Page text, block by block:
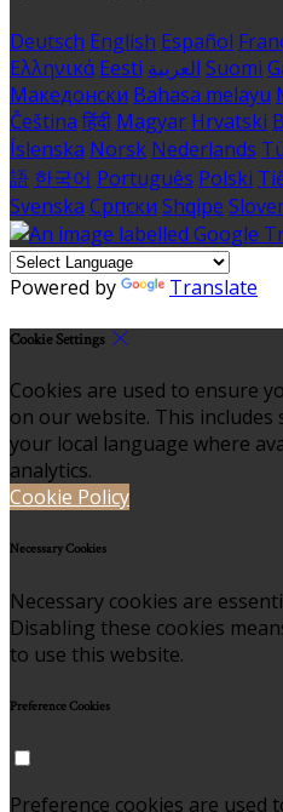
Deutsch English Español
Ελληνικά Eesti العربية Suomi
Македонски Bahasa melayu
Čeština हिंदी Magyar Hrvatski
Íslenska Norsk Nederlands
語 한국어 Português Polski
Svenska Српски Shqipe
Powered by Translate
Cookie Settings
Cookies are used to ensure
on our website. This
your local language where
analytics.
Cookie Policy
Necessary Cookies
Necessary cookies are
Disabling these cookies
to use this website.
Preference Cookies
Preference cookies are used